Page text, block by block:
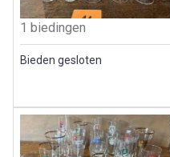
1 biedingen
Bieden gesloten